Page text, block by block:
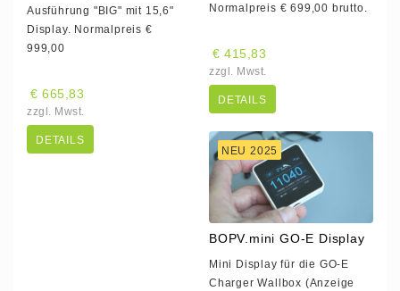
Ausführung "BIG" mit 15,6"
Display. Normalpreis €
999,00
€ 665,83
zzgl. Mwst.
DETAILS
Normalpreis € 699,00 brutto.
€ 415,83
zzgl. Mwst.
DETAILS
NEU 2025
BOPV.mini GO-E Display
Mini Display für die GO-E
Charger Wallbox (Anzeige